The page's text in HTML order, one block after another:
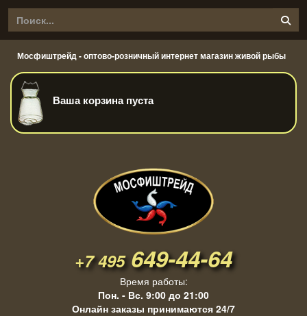
Мосфиштрейд - оптово-розничный интернет магазин живой рыбы
Ваша корзина пуста
+7 495649-44-64
Время работы:
Пон. - Вс. 9:00 до 21:00
Онлайн заказы принимаются 24/7